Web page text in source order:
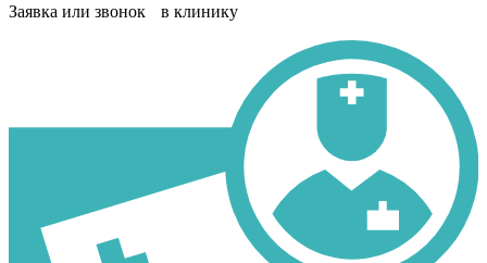
Заявка или звонок в клинику